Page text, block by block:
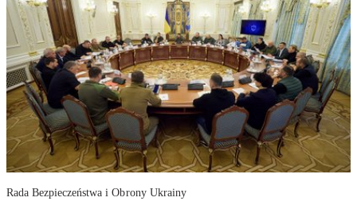
Rada Bezpieczeństwa i Obrony Ukrainy